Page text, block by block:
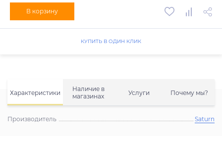
Характеристики
Наличие в
магазинах
Услуги Почему мы?
Производитель Saturn
В корзину
КУПИТЬ В ОДИН КЛИК